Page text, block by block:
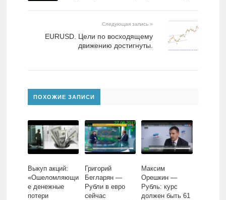
Следующая запись »
EURUSD. Цели по восходящему
движению достигнуты.
ПОХОЖИЕ ЗАПИСИ
Выкуп акций:
«Ошеломляющи
е денежные
потери
Григорий
Бегларян —
Рубли в евро
сейчас
Максим
Орешкин —
Рубль: курс
должен быть 61